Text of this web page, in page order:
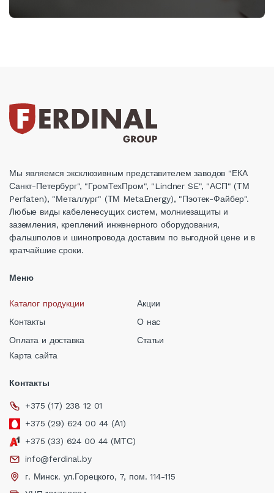
Мы являемся эксклюзивным представителем заводов "ЕКА
Санкт-Петербург", "ГромТехПром", "Lindner SE", "АСП" (ТМ
Perfaten), "Металлург" (ТМ MetaEnergy), "Пэотек-Файбер".
Любые виды кабеленесущих систем, молниезащиты и
заземления, креплений инженерного оборудования,
фальшполов и шинопровода доставим по выгодной цене и в
кратчайшие сроки.
Меню
Каталог продукции
Акции
Контакты
О нас
Оплата и доставка
Статьи
Карта сайта
Контакты
+375 (17) 238 12 01
+375 (29) 624 00 44 (А1)
+375 (33) 624 00 44 (МТС)
info@ferdinal.by
г. Минск. ул.Горецкого, 7, пом. 114-115